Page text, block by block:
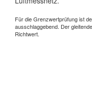
Für die Grenzwertprüfung ist
ausschlaggebend. Der
Richtwert.